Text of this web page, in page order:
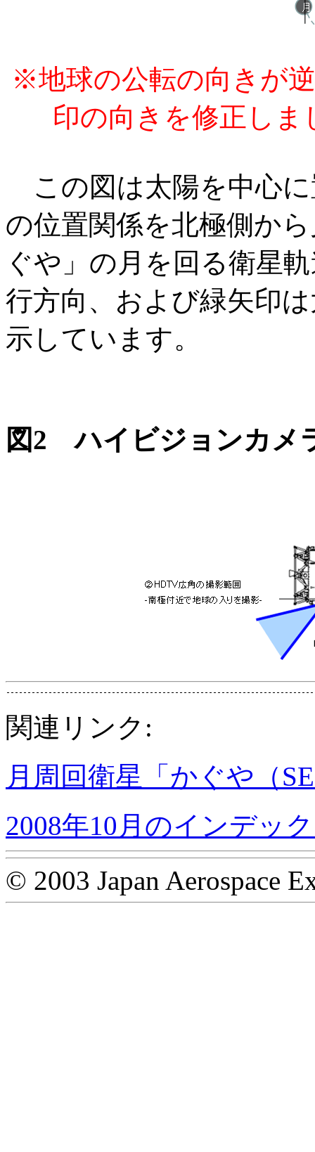
※地球の公転の向きが
印の向きを修正しま
この図は太陽を中心
の位置関係を北極側か
ぐや」の月を回る衛星
行方向、および緑矢印
示しています。
図2 ハイビジョンカメ
関連リンク:
月周回衛星「かぐや（
2008年10月のインデッ
© 2003 Japan Aerospace